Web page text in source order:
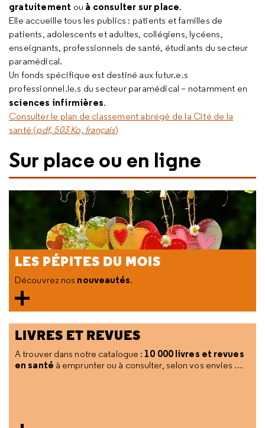
gratuitement ou à consulter sur place.
Elle accueille tous les publics : patients et familles de
patients, adolescents et adultes, collégiens, lycéens,
enseignants, professionnels de santé, étudiants du secteur
paramédical.
Un fonds spécifique est destiné aux futur.e.s
professionnel.le.s du secteur paramédical – notamment en
sciences infirmières.
Consulter le plan de classement abrégé de la Cité de la
santé (pdf, 503 Ko, français)
Sur place ou en ligne
LES PÉPITES DU MOIS
Découvrez nos nouveautés.
LIVRES ET REVUES
A trouver dans notre catalogue : 10 000 livres et revues
en santé à emprunter ou à consulter, selon vos envies …